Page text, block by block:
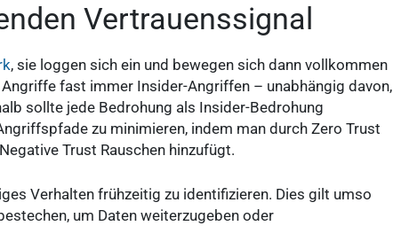
Vertrauenssignal
, sie loggen sich ein und bewegen sich dann vollkommen
fast immer Insider-Angriffen – unabhängig davon,
sollte jede Bedrohung als Insider-Bedrohung
zu minimieren, indem man durch Zero Trust
Trust Rauschen hinzufügt.
Verhalten frühzeitig zu identifizieren. Dies gilt umso
um Daten weiterzugeben oder